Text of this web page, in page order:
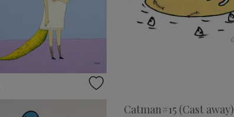
Catman#15 (Cast away)